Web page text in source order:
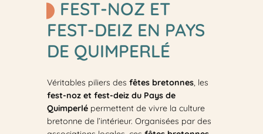
FEST-NOZ ET
FEST-DEIZ EN PAYS
DE QUIMPERLÉ
Véritables piliers des fêtes bretonnes, les
fest-noz et fest-deiz du Pays de
Quimperlépermettent de vivre la culture
bretonne de l’intérieur. Organisées par des